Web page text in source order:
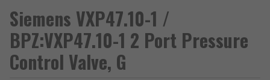
Siemens VXP47.10-1 /
BPZ:VXP47.10-1 2 Port Pressure
Control Valve, G